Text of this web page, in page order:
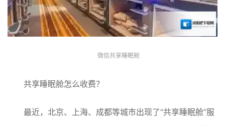
微信共享睡眠舱
共享睡眠舱怎么收费？
最近，北京、上海、成都等城市出现了“共享睡眠舱”服